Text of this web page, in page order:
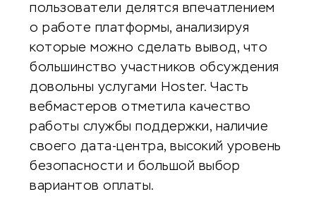
пользователи делятся впечатлением
о работе платформы, анализируя
которые можно сделать вывод, что
большинство участников обсуждения
довольны услугами Hoster. Часть
вебмастеров отметила качество
работы службы поддержки, наличие
своего дата-центра, высокий уровень
безопасности и большой выбор
вариантов оплаты.